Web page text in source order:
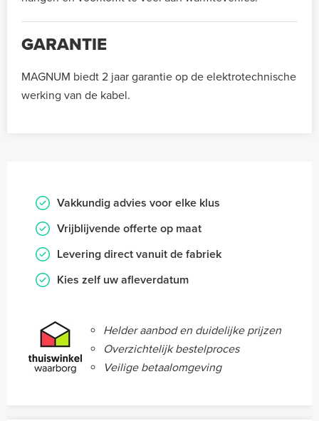
GARANTIE
MAGNUM biedt 2 jaar garantie op de elektrotechnische
werking van de kabel.
Vakkundig advies voor elke klus
Vrijblijvende offerte op maat
Levering direct vanuit de fabriek
Kies zelf uw afleverdatum
Helder aanbod en duidelijke prijzen
Overzichtelijk bestelproces
Veilige betaalomgeving